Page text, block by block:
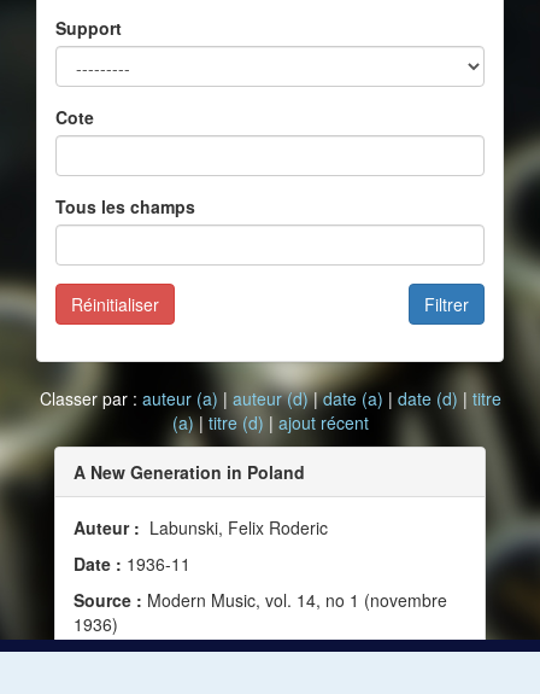
Support
Cote
Tous les champs
Filtrer
Réinitialiser
Classer par : auteur (a) | auteur (d)|date (a) | date (d) | titre
(a)| titre (d) | ajout récent
A New Generation in Poland
Auteur : Labunski, Felix Roderic
Date : 1936-11
Source : Modern Music, vol. 14, no 1 (novembre
1936)